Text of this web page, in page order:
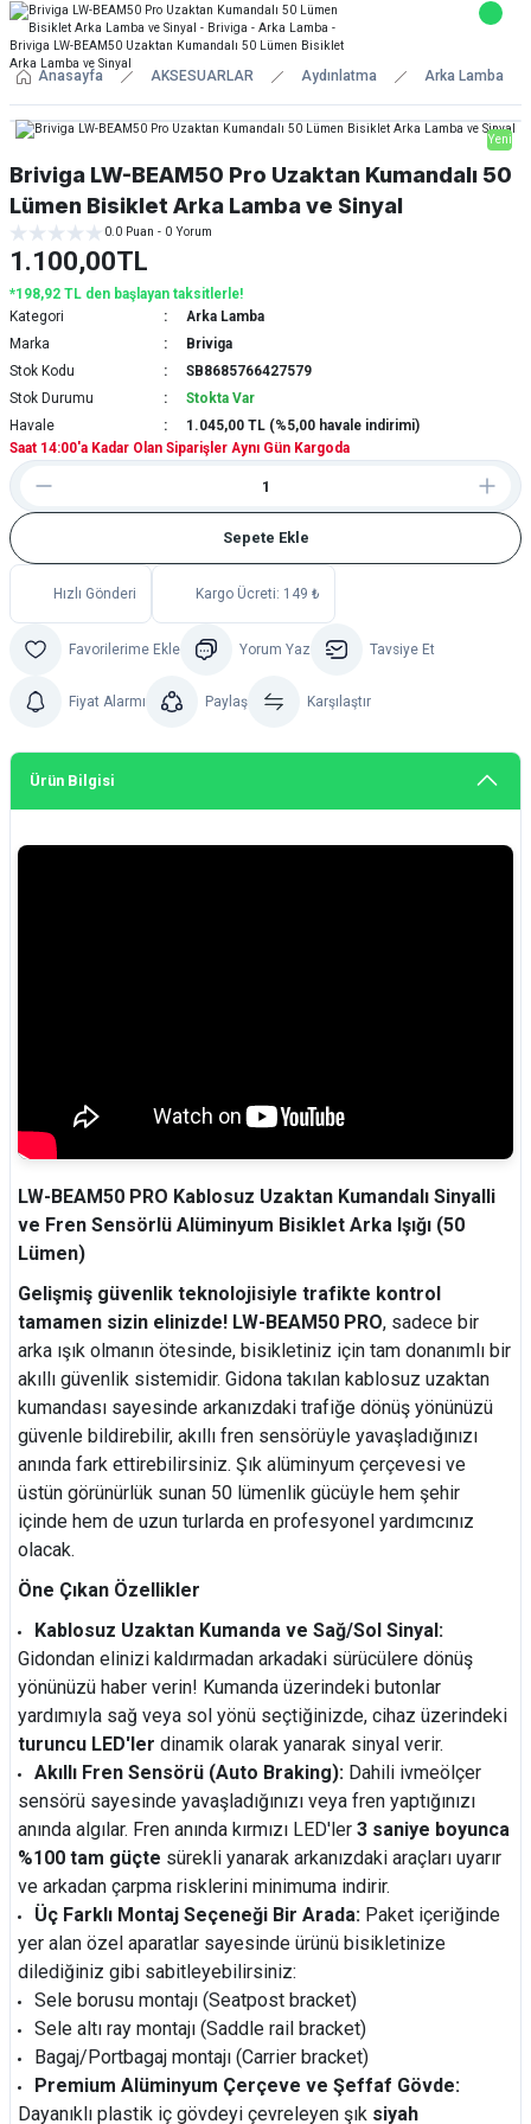
Anasayfa AKSESUARLAR Aydınlatma Arka Lamba
Yeni
Briviga LW-BEAM50 Pro Uzaktan Kumandalı 50
Lümen Bisiklet Arka Lamba ve Sinyal
0.0 Puan - 0 Yorum
1.100,00TL
*198,92 TL den başlayan taksitlerle!
Kategori
Arka Lamba
Marka
Briviga
Stok Kodu
SB8685766427579
Stok Durumu
Stokta Var
Havale
1.045,00 TL (%5,00 havale indirimi)
Saat 14:00'a Kadar Olan Siparişler Aynı Gün Kargoda
Sepete Ekle
Hızlı Gönderi Kargo Ücreti: 149 ₺
Yorum Yaz Tavsiye Et
Fiyat Alarmı Paylaş Karşılaştır
Ürün Bilgisi
LW-BEAM50 PRO Kablosuz Uzaktan Kumandalı Sinyalli
ve Fren Sensörlü Alüminyum Bisiklet Arka Işığı (50
Lümen)
Gelişmiş güvenlik teknolojisiyle trafikte kontrol
tamamen sizin elinizde! LW-BEAM50 PRO, sadece bir
arka ışık olmanın ötesinde, bisikletiniz için tam donanımlı bir
akıllı güvenlik sistemidir. Gidona takılan kablosuz uzaktan
kumandası sayesinde arkanızdaki trafiğe dönüş yönünüzü
güvenle bildirebilir, akıllı fren sensörüyle yavaşladığınızı
anında fark ettirebilirsiniz. Şık alüminyum çerçevesi ve
üstün görünürlük sunan 50 lümenlik gücüyle hem şehir
içinde hem de uzun turlarda en profesyonel yardımcınız
olacak.
Öne Çıkan Özellikler
Kablosuz Uzaktan Kumanda ve Sağ/Sol Sinyal:
Gidondan elinizi kaldırmadan arkadaki sürücülere dönüş
yönünüzü haber verin! Kumanda üzerindeki butonlar
yardımıyla sağ veya sol yönü seçtiğinizde, cihaz üzerindeki
turuncu LED'ler dinamik olarak yanarak sinyal verir.
Akıllı Fren Sensörü (Auto Braking): Dahili ivmeölçer
sensörü sayesinde yavaşladığınızı veya fren yaptığınızı
anında algılar. Fren anında kırmızı LED'ler 3 saniye boyunca
%100 tam güçte sürekli yanarak arkanızdaki araçları uyarır
ve arkadan çarpma risklerini minimuma indirir.
Üç Farklı Montaj Seçeneği Bir Arada: Paket içeriğinde
yer alan özel aparatlar sayesinde ürünü bisikletinize
dilediğiniz gibi sabitleyebilirsiniz:
Sele borusu montajı (Seatpost bracket)
Sele altı ray montajı (Saddle rail bracket)
Bagaj/Portbagaj montajı (Carrier bracket)
Premium Alüminyum Çerçeve ve Şeffaf Gövde:
Dayanıklı plastik iç gövdeyi çevreleyen şık siyah